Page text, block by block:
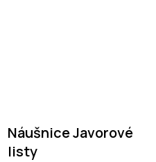
Náušnice Javorové
listy